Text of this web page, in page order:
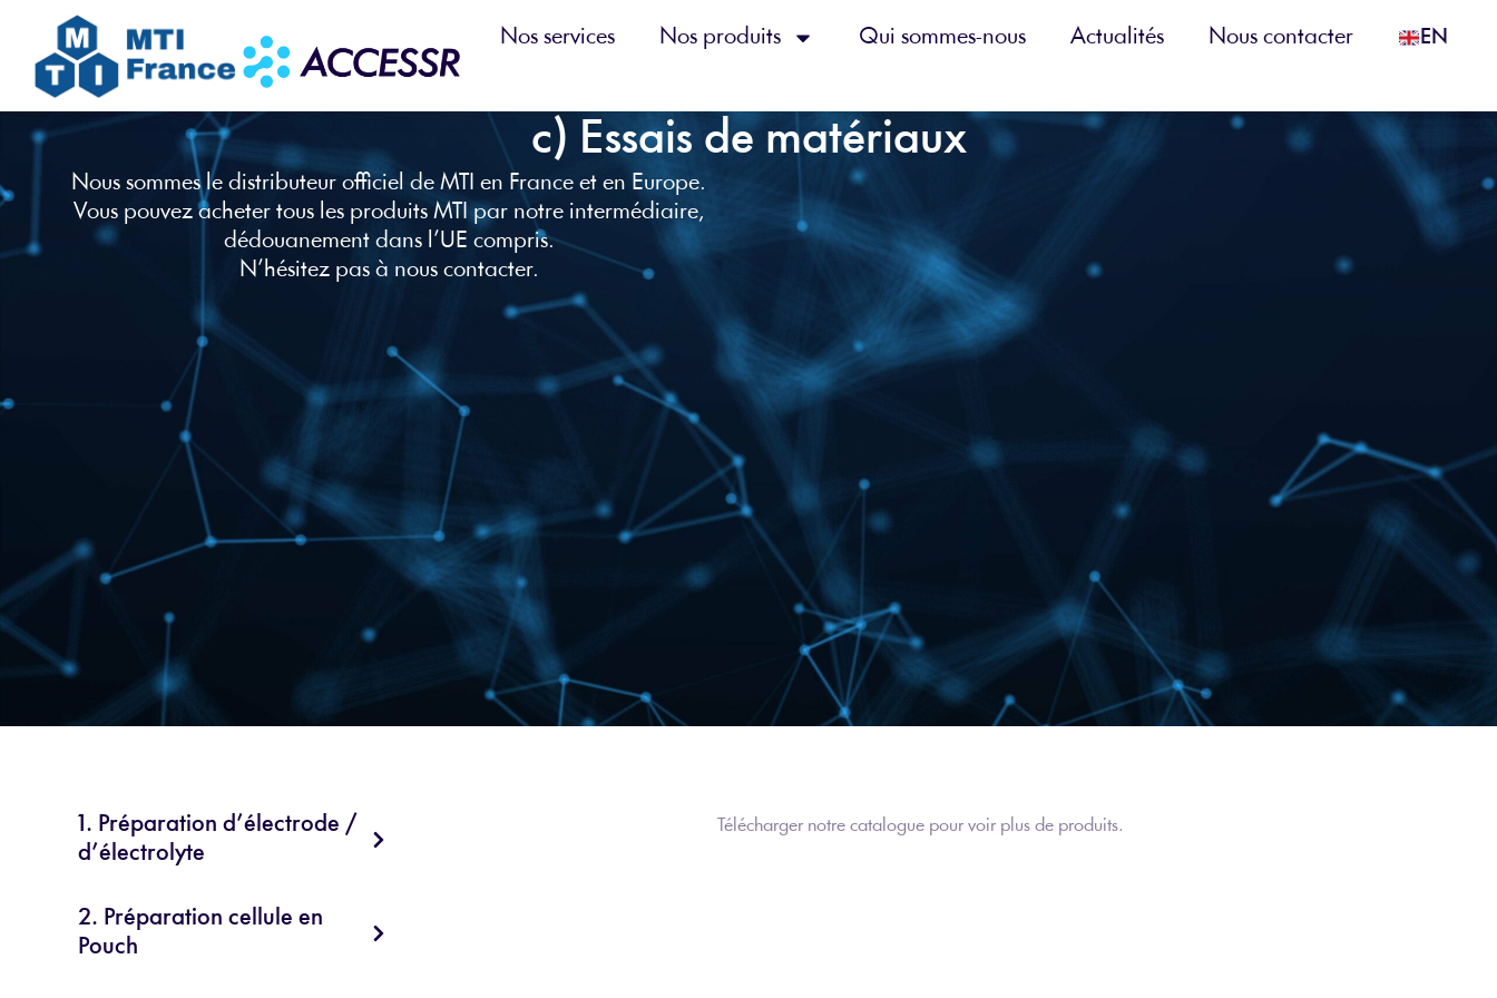
Nos services Nos produits Qui sommes-nous Actualités Nous contacter EN
c) Essais de matériaux
Nous sommes le distributeur officiel de MTI en France et en Europe.
Vous pouvez acheter tous les produits MTI par notre intermédiaire,
dédouanement dans l’UE compris.
N’hésitez pas à nous contacter.
1. Préparation d’électrode /
d’électrolyte
2. Préparation cellule en
Pouch
Télécharger notre catalogue pour voir plus de produits.